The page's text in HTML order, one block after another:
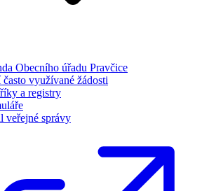
Obecního úřadu Pravčice
často využívané žádosti
a registry
veřejné správy